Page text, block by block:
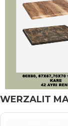
WERZALIT